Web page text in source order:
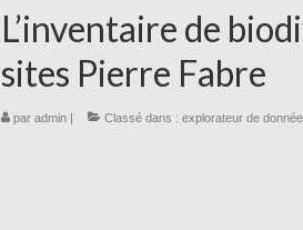
L’inventaire de
sites Pierre Fabre
par admin| Classé dans : explorateur de